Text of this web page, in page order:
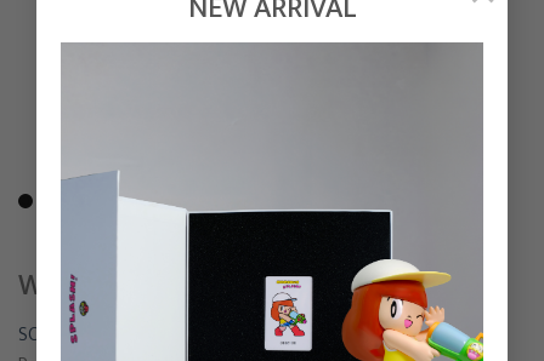
WAR CAT
SONGSIN T.